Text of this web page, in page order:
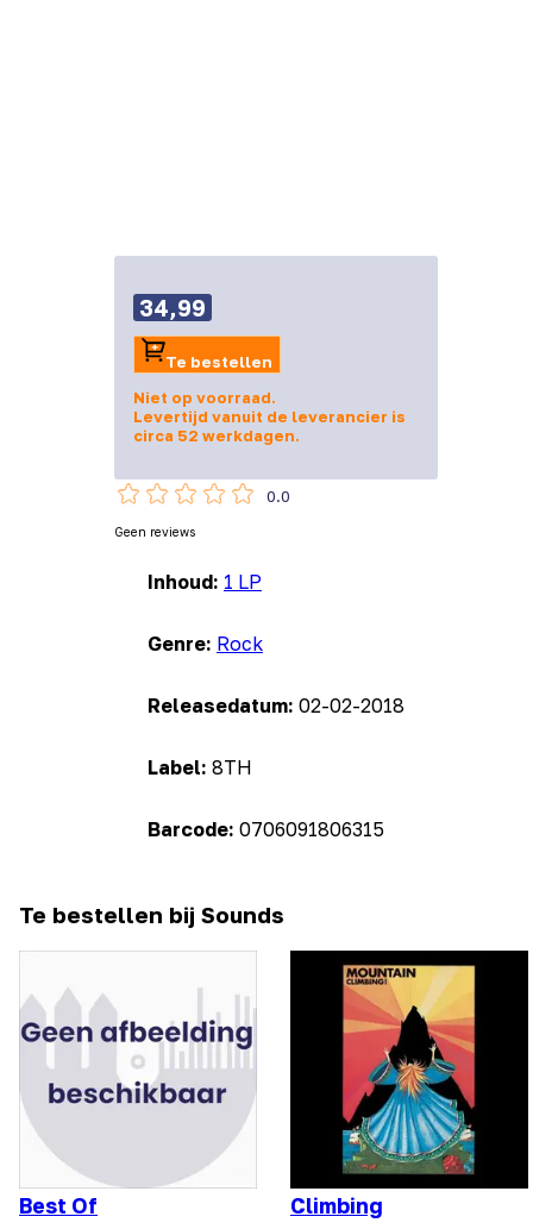
Inhoud: 1 LP
Genre: Rock
Releasedatum: 02-02-2018
Label: 8TH
Barcode: 0706091806315
34,99
Te bestellen
Niet op voorraad.
Levertijd vanuit de leverancier is
circa 52 werkdagen.
0.0
Geen reviews
Te bestellen bij Sounds
Best Of Climbing